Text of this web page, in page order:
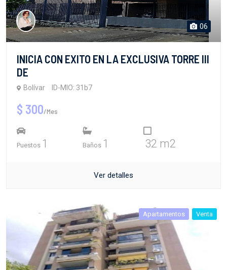
06
INICIA CON EXITO EN LA EXCLUSIVA TORRE III
DE
Bolívar ID-MIO: 31b7
$ 300/Mes
Puestos 1 Baños 1 32 m2
Ver detalles
Apartamentos Venta